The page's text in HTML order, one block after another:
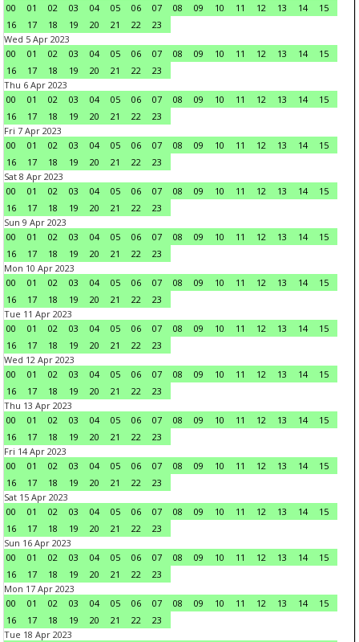
00
01 02 03 04 05 06 07 08 09 10 11 12 13 14
15
16
17 18 19 20 21 22
23
Wed 5 Apr 2023
00
01 02 03 04 05 06 07 08 09 10 11 12 13 14
15
16
17 18 19 20 21 22
23
Thu 6 Apr 2023
00
01 02 03 04 05 06 07 08 09 10 11 12 13 14
15
16
17 18 19 20 21 22
23
Fri 7 Apr 2023
00
01 02 03 04 05 06 07 08 09 10 11 12 13 14
15
16
17 18 19 20 21 22
23
Sat 8 Apr 2023
00
01 02 03 04 05 06 07 08 09 10 11 12 13 14
15
16
17 18 19 20 21 22
23
Sun 9 Apr 2023
00
01 02 03 04 05 06 07 08 09 10 11 12 13 14
15
16
17 18 19 20 21 22
23
Mon 10 Apr 2023
00
01 02 03 04 05 06 07 08 09 10 11 12 13 14
15
16
17 18 19 20 21 22
23
Tue 11 Apr 2023
00
01 02 03 04 05 06 07 08 09 10 11 12 13 14
15
16
17 18 19 20 21 22
23
Wed 12 Apr 2023
00
01 02 03 04 05 06 07 08 09 10 11 12 13 14
15
16
17 18 19 20 21 22
23
Thu 13 Apr 2023
00
01 02 03 04 05 06 07 08 09 10 11 12 13 14
15
16
17 18 19 20 21 22
23
Fri 14 Apr 2023
00
01 02 03 04 05 06 07 08 09 10 11 12 13 14
15
16
17 18 19 20 21 22
23
Sat 15 Apr 2023
00
01 02 03 04 05 06 07 08 09 10 11 12 13 14
15
16
17 18 19 20 21 22
23
Sun 16 Apr 2023
00
01 02 03 04 05 06 07 08 09 10 11 12 13 14
15
16
17 18 19 20 21 22
23
Mon 17 Apr 2023
00
01 02 03 04 05 06 07 08 09 10 11 12 13 14
15
16
17 18 19 20 21 22
23
Tue 18 Apr 2023